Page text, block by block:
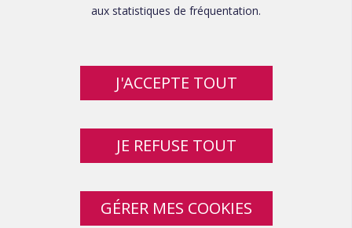
aux statistiques de fréquentation.
J'ACCEPTE TOUT
JE REFUSE TOUT
GÉRER MES COOKIES